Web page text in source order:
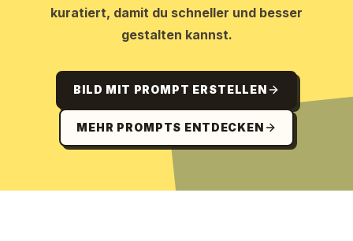
kuratiert, damit du schneller und besser
gestalten kannst.
BILD MIT PROMPT ERSTELLEN
MEHR PROMPTS ENTDECKEN